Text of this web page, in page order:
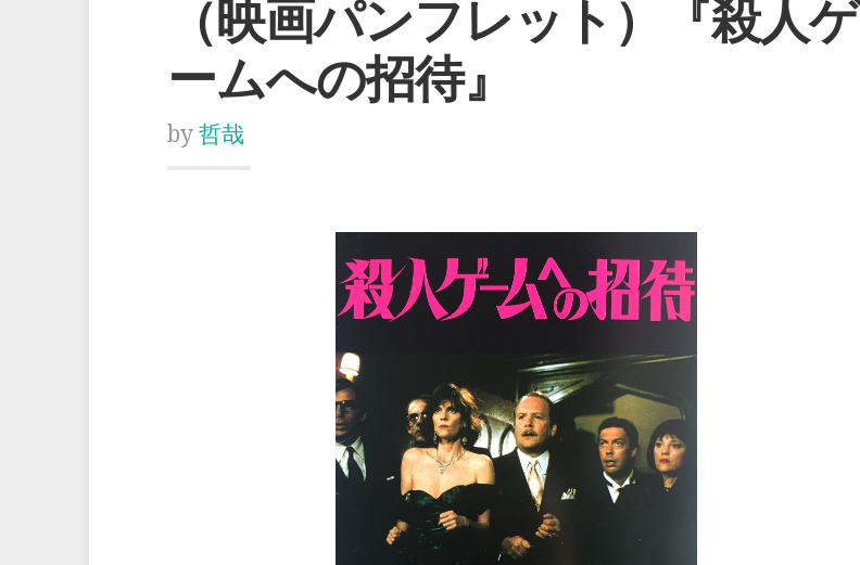
（映画パンフレット）『殺人ゲ
ームへの招待』
by 哲哉